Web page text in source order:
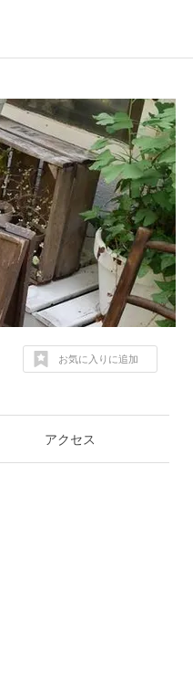
お気に入りに追加
アクセス